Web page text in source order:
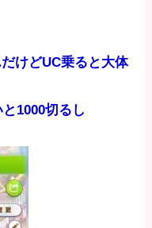
けどUC乗ると大体
1000切るし